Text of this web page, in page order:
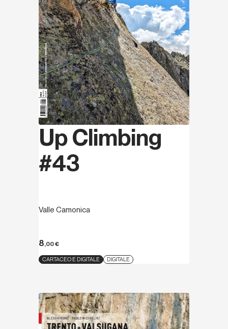
Up Climbing
#43
Valle Camonica
8,00€
CARTACEO E DIGITALE DIGITALE
Scopri